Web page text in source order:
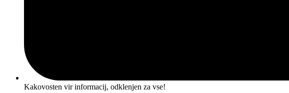
Kakovosten vir informacij, odklenjen za vse!